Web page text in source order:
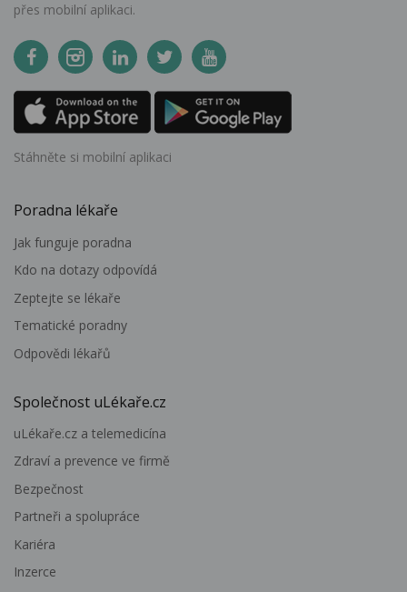
přes mobilní aplikaci.
Stáhněte si mobilní aplikaci
Poradna lékaře
Jak funguje poradna
Kdo na dotazy odpovídá
Zeptejte se lékaře
Tematické poradny
Odpovědi lékařů
Společnost uLékaře.cz
uLékaře.cz a telemedicína
Zdraví a prevence ve firmě
Bezpečnost
Partneři a spolupráce
Kariéra
Inzerce